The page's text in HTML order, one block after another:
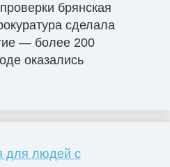
брянская
сделала
— более 200
оказались
для людей с